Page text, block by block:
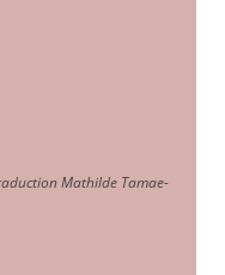
Mathilde Tamae-